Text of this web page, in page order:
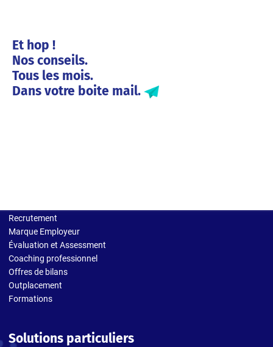
Et hop !
Nos conseils.
Tous les mois.
Dans votre boite mail.
Recrutement
Marque Employeur
Évaluation et Assessment
Coaching professionnel
Offres de bilans
Outplacement
Formations
Solutions particuliers